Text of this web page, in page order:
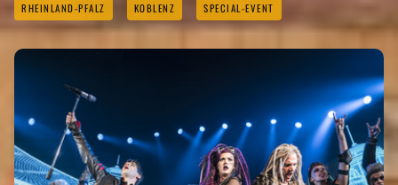
RHEINLAND-PFALZ KOBLENZ SPECIAL-EVENT